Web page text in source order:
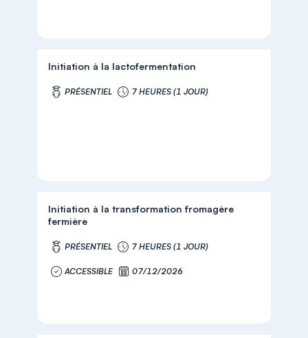
Initiation à la lactofermentation
PRÉSENTIEL 7 HEURES (1 JOUR)
Initiation à la transformation fromagère
fermière
PRÉSENTIEL 7 HEURES (1 JOUR)
ACCESSIBLE 07/12/2026